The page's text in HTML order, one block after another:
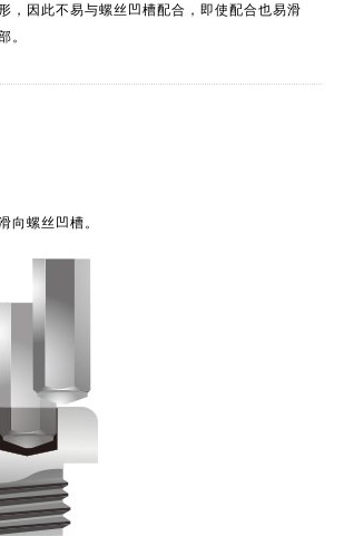
，因此不易与螺丝凹槽配合，即使配合也易滑
。
向螺丝凹槽。